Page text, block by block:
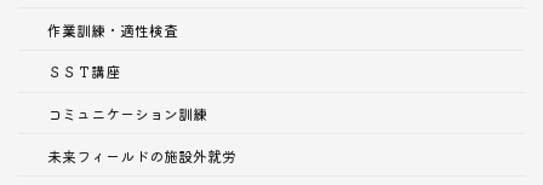
作業訓練・適性検査
ＳＳＴ講座
コミュニケーション訓練
未来フィールドの施設外就労